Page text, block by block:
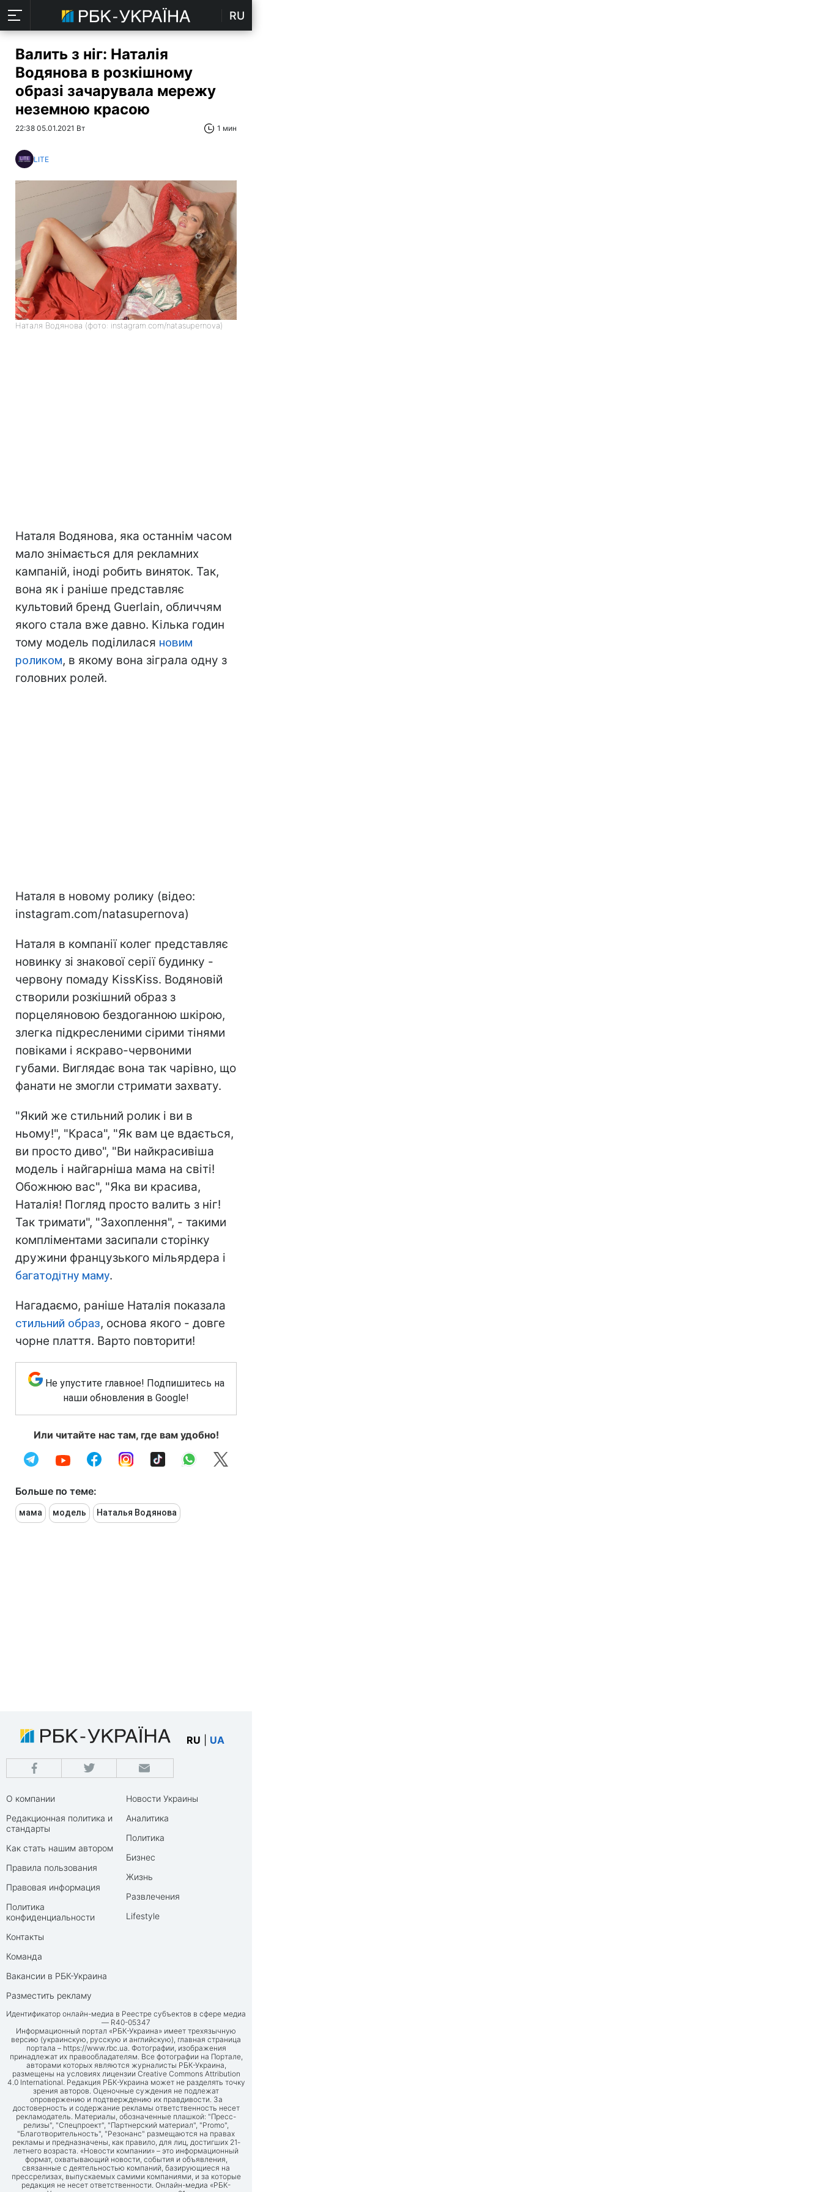
RU
Валить з ніг: Наталія
Водянова в розкішному
образі зачарувала мережу
неземною красою
22:38 05.01.2021 Вт 1 мин
LITE
Наталя Водянова (фото: instagram.com/natasupernova)
Наталя Водянова, яка останнім часом
мало знімається для рекламних
кампаній, іноді робить виняток. Так,
вона як і раніше представляє
культовий бренд Guerlain, обличчям
якого стала вже давно. Кілька годин
тому модель поділилася новим
роликом, в якому вона зіграла одну з
головних ролей.
Наталя в новому ролику (відео:
instagram.com/natasupernova)
Наталя в компанії колег представляє
новинку зі знакової серії будинку -
червону помаду KissKiss. Водяновій
створили розкішний образ з
порцеляновою бездоганною шкірою,
злегка підкресленими сірими тінями
повіками і яскраво-червоними
губами. Виглядає вона так чарівно, що
фанати не змогли стримати захвату.
"Який же стильний ролик і ви в
ньому!", "Краса", "Як вам це вдається,
ви просто диво", "Ви найкрасивіша
модель і найгарніша мама на світі!
Обожнюю вас", "Яка ви красива,
Наталія! Погляд просто валить з ніг!
Так тримати", "Захоплення", - такими
компліментами засипали сторінку
дружини французького мільярдера і
багатодітну маму.
Нагадаємо, раніше Наталія показала
стильний образ, основа якого - довге
чорне плаття. Варто повторити!
Не упустите главное! Подпишитесь на
наши обновления в Google!
Или читайте нас там, где вам удобно!
Больше по теме:
мама модель Наталья Водянова
RU UA
О компании
Редакционная политика и
стандарты
Как стать нашим автором
Правила пользования
Правовая информация
Политика
конфиденциальности
Контакты
Команда
Вакансии в РБК-Украина
Разместить рекламу
Новости Украины
Аналитика
Политика
Бизнес
Жизнь
Развлечения
Lifestyle
Идентификатор онлайн-медиа в Реестре субъектов в сфере медиа
— R40-05347
Информационный портал «РБК-Украина» имеет трехязычную
версию (украинскую, русскую и английскую), главная страница
портала – https://www.rbc.ua . Фотографии, изображения
принадлежат их правообладателям. Все фотографии на Портале,
авторами которых являются журналисты РБК-Украина,
размещены на условиях лицензии Creative Commons Attribution
4.0 International. Редакция РБК-Украина может не разделять точку
зрения авторов. Оценочные суждения не подлежат
опровержению и подтверждению их правдивости. За
достоверность и содержание рекламы ответственность несет
рекламодатель. Материалы, обозначенные плашкой: "Пресс-
релизы", "Спецпроект", "Партнерский материал", "Promo",
"Благотворительность", "Резонанс" размещаются на правах
рекламы и предназначены, как правило, для лиц, достигших 21-
летнего возраста. «Новости компании» – это информационный
формат, охватывающий новости, события и объявления,
связанные с деятельностью компаний, базирующиеся на
прессрелизах, выпускаемых самими компаниями, и за которые
редакция не несет ответственности. Онлайн-медиа «РБК-